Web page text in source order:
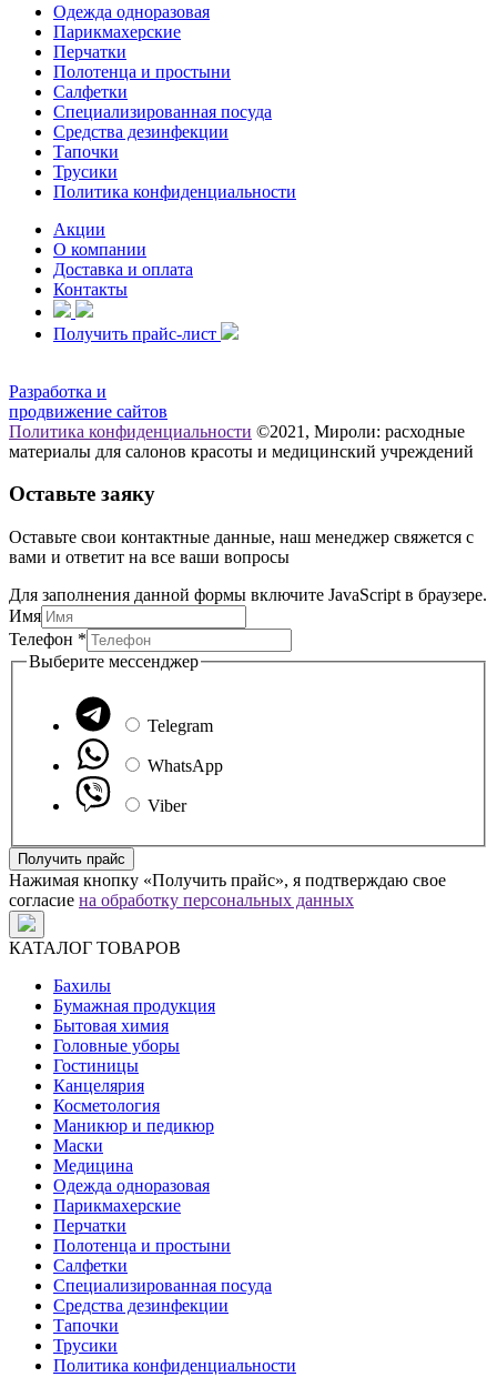
Одежда одноразовая
Парикмахерские
Перчатки
Полотенца и простыни
Салфетки
Специализированная посуда
Средства дезинфекции
Тапочки
Трусики
Политика конфиденциальности
Акции
О компании
Доставка и оплата
Контакты
Получить прайс-лист
Разработка и
продвижение сайтов
Политика конфиденциальности ©2021, Мироли: расходные
материалы для салонов красоты и медицинский учреждений
Оставьте заяку
Оставьте свои контактные данные, наш менеджер свяжется с
вами и ответит на все ваши вопросы
Для заполнения данной формы включите JavaScript в браузере.
Имя
мессенджер
Телефон
Телефон *
Выберите мессенджер
Telegram
WhatsApp
Viber
Получить прайс
Нажимая кнопку «Получить прайс», я подтверждаю свое
согласие на обработку персональных данных
КАТАЛОГ ТОВАРОВ
Бахилы
Бумажная продукция
Бытовая химия
Головные уборы
Гостиницы
Канцелярия
Косметология
Маникюр и педикюр
Маски
Медицина
Одежда одноразовая
Парикмахерские
Перчатки
Полотенца и простыни
Салфетки
Специализированная посуда
Средства дезинфекции
Тапочки
Трусики
Политика конфиденциальности